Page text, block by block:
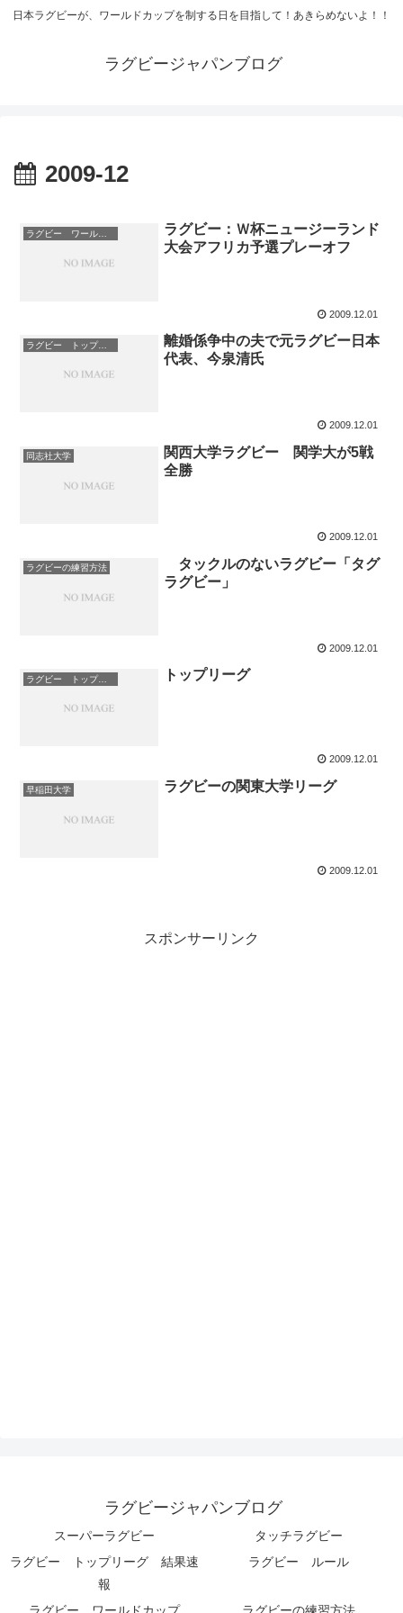
日本ラグビーが、ワールドカップを制する日を目指して！あきらめないよ！！
ラグビージャパンブログ
2009-12
ラグビー ワールドカップ
ラグビー：Ｗ杯ニュージーランド
大会アフリカ予選プレーオフ
2009.12.01
ラグビー トップリーグ 結果速報
離婚係争中の夫で元ラグビー日本
代表、今泉清氏
2009.12.01
同志社大学
関西大学ラグビー 関学大が5戦
全勝
2009.12.01
ラグビーの練習方法
タックルのないラグビー「タグ
ラグビー」
2009.12.01
ラグビー トップリーグ 結果速報 トップリーグ
2009.12.01
早稲田大学 ラグビーの関東大学リーグ
2009.12.01
スポンサーリンク
ラグビージャパンブログ
スーパーラグビー
タッチラグビー
ラグビー トップリーグ 結果速
報
ラグビー ルール